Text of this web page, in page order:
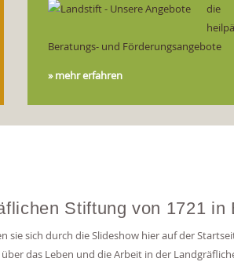
die
Beratungs- und Förderungsangebote
» mehr erfahren
Stiftung von 1721 in
sie sich durch die Slideshow hier auf der
das Leben und die Arbeit in der